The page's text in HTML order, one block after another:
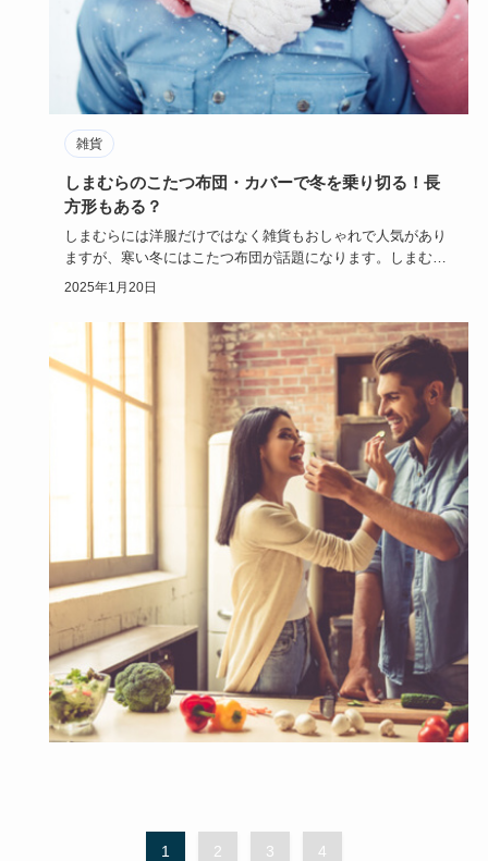
雑貨
しまむらのこたつ布団・カバーで冬を乗り切る！長
方形もある？
しまむらには洋服だけではなく雑貨もおしゃれで人気があり
ますが、寒い冬にはこたつ布団が話題になります。しまむら
のこたつ布団の…
2025年1月20日
1 2 3 4